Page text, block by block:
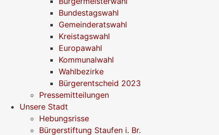
Bundestagswahl
Gemeinderatswahl
Kreistagswahl
Europawahl
Kommunalwahl
Wahlbezirke
Bürgerentscheid 2023
Pressemitteilungen
Unsere Stadt
Hebungsrisse
Bürgerstiftung Staufen i. Br.